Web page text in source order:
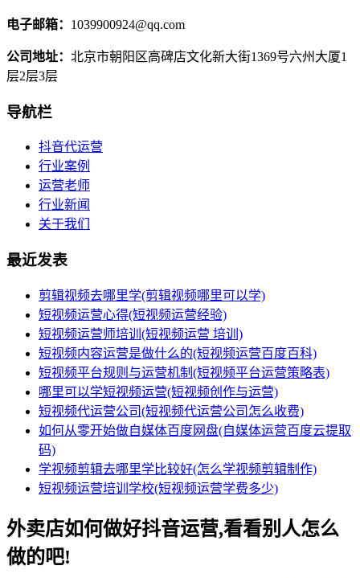
电子邮箱： 1039900924@qq.com
公司地址： 北京市朝阳区高碑店文化新大街1369号六州大厦1
层2层3层
导航栏
抖音代运营
行业案例
运营老师
行业新闻
关于我们
最近发表
剪辑视频去哪里学(剪辑视频哪里可以学)
短视频运营心得(短视频运营经验)
短视频运营师培训(短视频运营 培训)
短视频内容运营是做什么的(短视频运营百度百科)
短视频平台规则与运营机制(短视频平台运营策略表)
哪里可以学短视频运营(短视频创作与运营)
短视频代运营公司(短视频代运营公司怎么收费)
如何从零开始做自媒体百度网盘(自媒体运营百度云提取
码)
学视频剪辑去哪里学比较好(怎么学视频剪辑制作)
短视频运营培训学校(短视频运营学费多少)
外卖店如何做好抖音运营,看看别人怎么
做的吧!